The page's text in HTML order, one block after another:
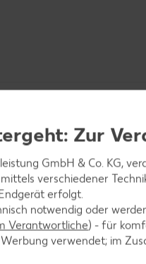
Es gibt
werden. Feta ist eine
griechischen
die Portionierung des
Geschenk der Götter
Zur
GmbH & Co. KG,
verschiedener
erfolgt.
notwendig oder
Verantwortliche) - für
verwendet; im